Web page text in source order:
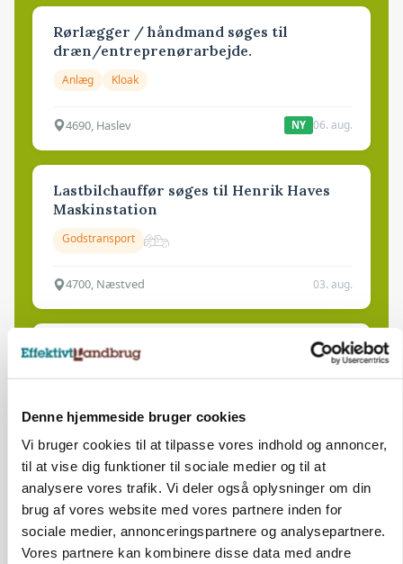
Denne hjemmeside bruger cookies
Vi bruger cookies til at tilpasse vores indhold og annoncer,
til at vise dig funktioner til sociale medier og til at
analysere vores trafik. Vi deler også oplysninger om din
brug af vores website med vores partnere inden for
sociale medier, annonceringspartnere og analysepartnere.
Vores partnere kan kombinere disse data med andre
Rørlægger / håndmand søges til
dræn/entreprenørarbejde.
Anlæg Kloak
4690, Haslev NY 06. aug.
Lastbilchauffør søges til Henrik Haves
Maskinstation
Godstransport
4700, Næstved 03. aug.
Medarbejdere til griseproduktion
Grise
9681, Ranum 03. aug.
Kalvepasser til ejendom i udvikling søges
Kalve